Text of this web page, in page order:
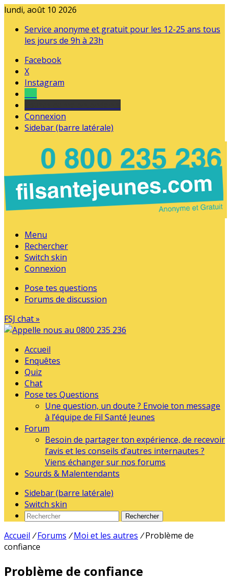
lundi, août 10 2026
Service anonyme et gratuit pour les 12-25 ans tous
les jours de 9h à 23h
Facebook
X
Instagram
Connexion
Sidebar (barre latérale)
Menu
Rechercher
Switch skin
Connexion
Pose tes questions
Forums de discussion
FSJ chat »
Accueil
Enquêtes
Quiz
Chat
Pose tes Questions
Une question, un doute ? Envoie ton message
à l’équipe de Fil Santé Jeunes
Forum
Besoin de partager ton expérience, de recevoir
l’avis et les conseils d’autres internautes ?
Viens échanger sur nos forums
Sourds & Malentendants
Sidebar (barre latérale)
Switch skin
Rechercher
Accueil / Forums / Moi et les autres / Problème de
confiance
Problème de confiance